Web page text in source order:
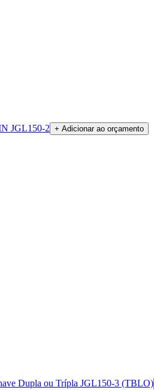
JGL150-2 + Adicionar ao orçamento
Dupla ou Trípla JGL150-3 (TBLO)